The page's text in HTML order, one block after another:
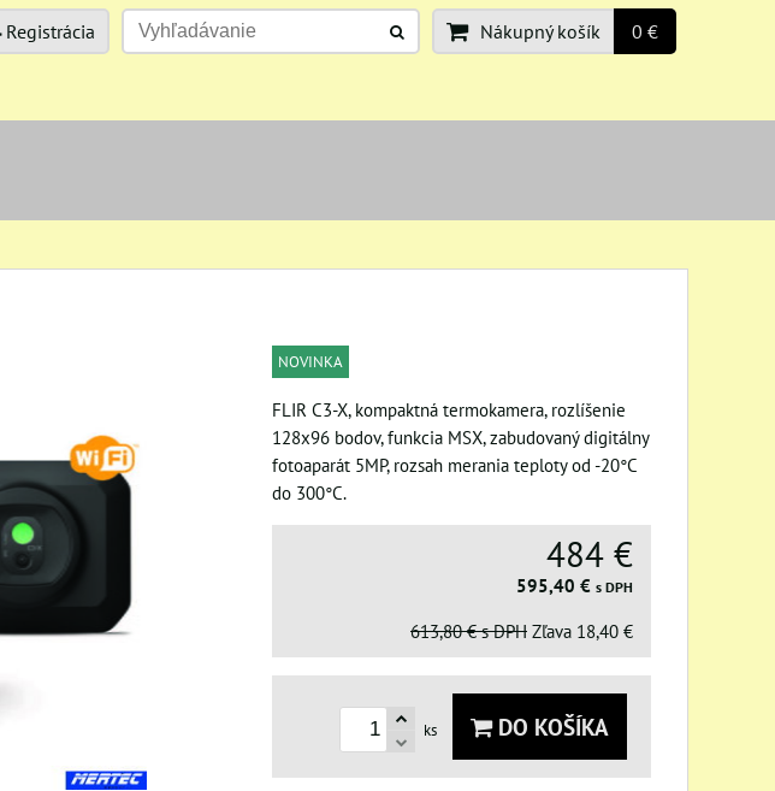
Registrácia Nákupný košík 0 €
NOVINKA
FLIR C3-X, kompaktná termokamera, rozlíšenie
128x96 bodov, funkcia MSX, zabudovaný digitálny
fotoaparát 5MP, rozsah merania teploty od -20°C
do 300°C.
484 €
595,40 € s DPH
613,80 € s DPH Zľava 18,40 €
ks DO KOŠÍKA